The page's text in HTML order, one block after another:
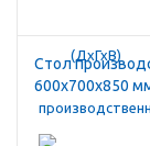
Стол
600х700х850